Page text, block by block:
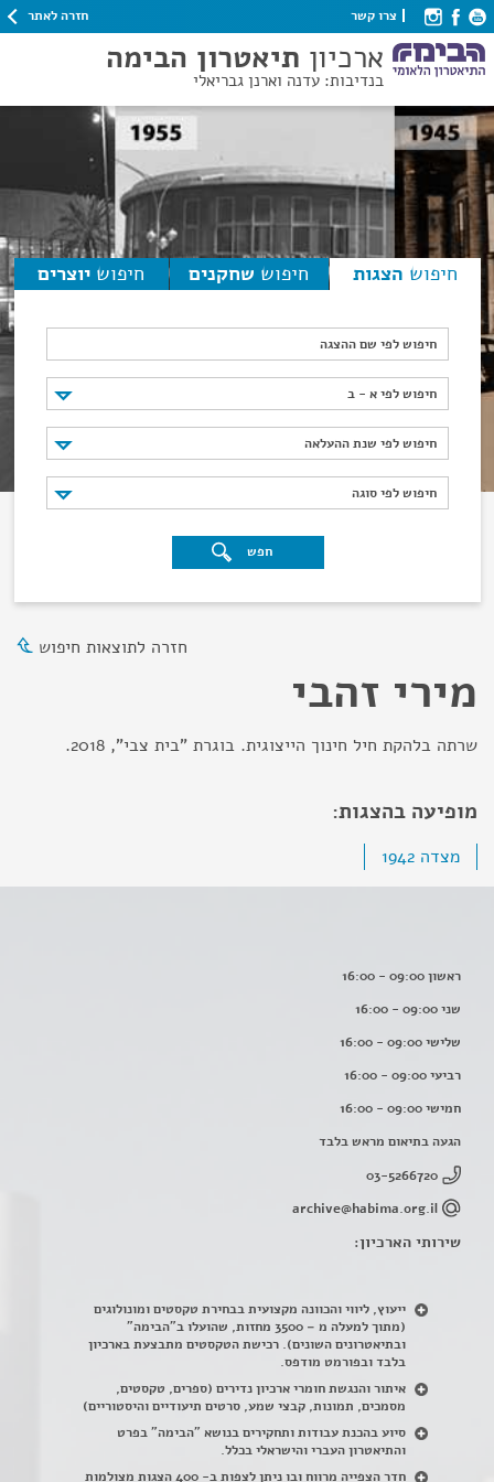
צרו קשר חזרה לאתר
ארכיון תיאטרון הבימה
בנדיבות: עדנה וארנן גבריאלי
חיפוש הצגות חיפוש שחקנים חיפוש יוצרים
חיפוש לפי שם ההצגה
חיפוש לפי א - ב
חיפוש לפי א - ב
חיפוש לפי שנת ההעלאה
חיפוש לפי שנת ההעלאה
חיפוש לפי סוגה
חיפוש לפי סוגה
חפש
חזרה לתוצאות חיפוש
מירי זהבי
שרתה בלהקת חיל חינוך הייצוגית. בוגרת "בית צבי", 2018.
מופיעה בהצגות:
מצדה 1942
ראשון 09:00 - 16:00
שני 09:00 - 16:00
שלישי 09:00 - 16:00
רביעי 09:00 - 16:00
חמישי 09:00 - 16:00
הגעה בתיאום מראש בלבד
03-5266720
archive@habima.org.il
שירותי הארכיון:
ייעוץ, ליווי והכוונה מקצועית בבחירת טקסטים ומונולוגים
(מתוך למעלה מ – 3500 מחזות, שהועלו ב"הבימה"
ובתיאטרונים השונים). רכישת הטקסטים מתבצעת בארכיון
בלבד ובפורמט מודפס.
איתור והנגשת חומרי ארכיון נדירים (ספרים, טקסטים,
מסמכים, תמונות, קבצי שמע, סרטים תיעודיים והיסטוריים)
סיוע בהכנת עבודות ותחקירים בנושא "הבימה" בפרט
והתיאטרון העברי והישראלי בכלל.
חדר הצפייה מרווח ובו ניתן לצפות ב- 400 הצגות מצולמות